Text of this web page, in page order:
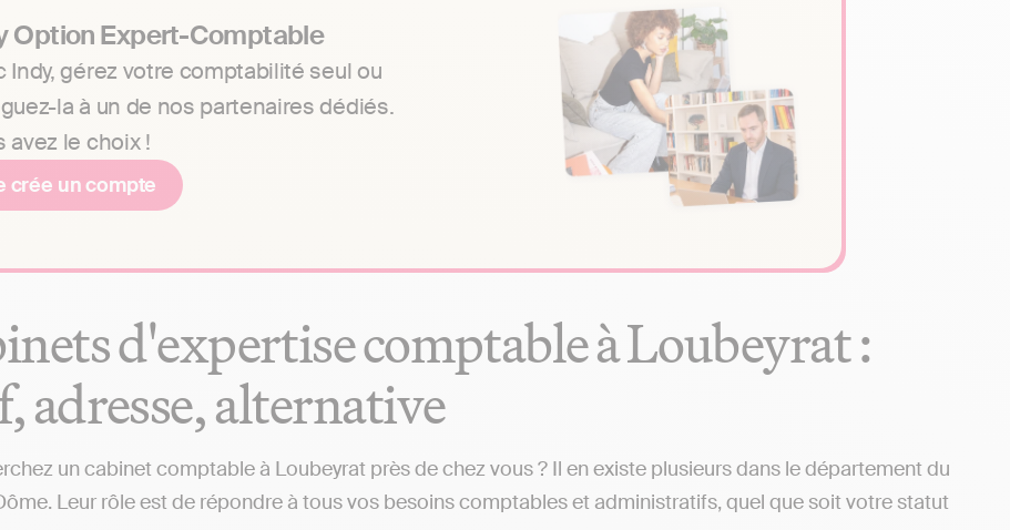
Option Expert-Comptable
Indy, gérez votre comptabilité seul ou
la à un de nos partenaires dédiés.
avez le choix !
crée un compte
d'expertise comptable à Loubeyrat :
adresse, alternative
un cabinet comptable à Loubeyrat près de chez vous ? Il en existe plusieurs dans le département du
Leur rôle est de répondre à tous vos besoins comptables et administratifs, quel que soit votre statut